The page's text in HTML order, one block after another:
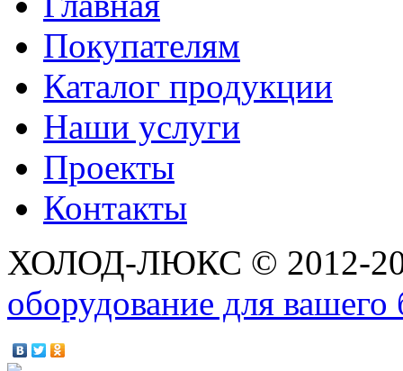
Покупателям
Каталог продукции
Наши услуги
Проекты
Контакты
ХОЛОД-ЛЮКС © 2012-
оборудование для вашего